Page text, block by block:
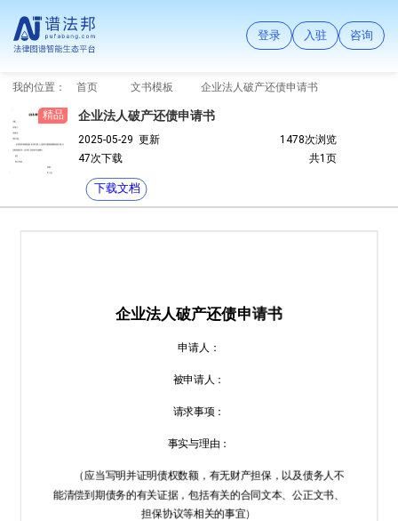
登录 入驻 咨询
我的位置： 首页 文书模板 企业法人破产还债申请书
精品 企业法人破产还债申请书
2025-05-29 更新
1478次浏览
47次下载
共1页
下载文档
企业法人破产还债申请书
申请人：
被申请人：
请求事项：
事实与理由：
（应当写明并证明债权数额，有无财产担保，以及债务人不
能清偿到期债务的有关证据，包括有关的合同文本、公正文书、
担保协议等相关的事宜）